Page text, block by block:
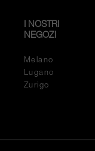
I NOSTRI
NEGOZI
Melano
Lugano
Zurigo